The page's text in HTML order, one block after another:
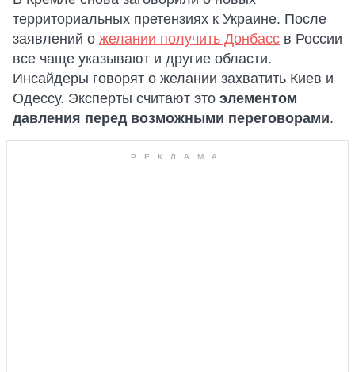
территориальных претензиях к Украине. После
заявлений о желании получить Донбасс в России
все чаще указывают и другие области.
Инсайдеры говорят о желании захватить Киев и
Одессу. Эксперты считают это элементом
давления перед возможными переговорами.